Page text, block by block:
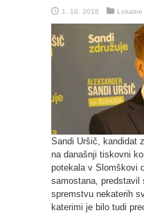
1. 10. 2018
Sandi Uršič, kandidat
na današnji tiskovni
potekala v Slomškovi
samostana, predstavil
spremstvu nekaterih
katerimi je bilo tudi